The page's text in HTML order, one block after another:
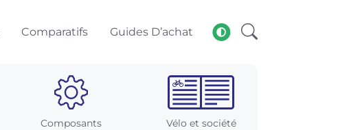
Comparatifs Guides D’achat
Composants Vélo et société